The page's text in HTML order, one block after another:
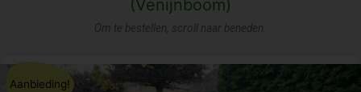
(Venijnboom)
Om te bestellen, scroll naar beneden.
Aanbieding!